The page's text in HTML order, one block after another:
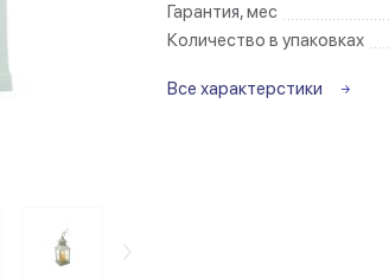
Гарантия, мес
Количество в упаковках
Все характерстики